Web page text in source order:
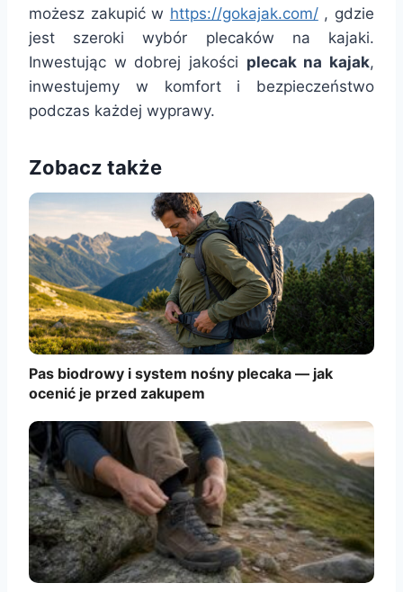
możesz zakupić w https://gokajak.com/, gdzie
jest szeroki wybór plecaków na kajaki.
Inwestując w dobrej jakości plecak na kajak,
inwestujemy w komfort i bezpieczeństwo
podczas każdej wyprawy.
Zobacz także
Pas biodrowy i system nośny plecaka — jak
ocenić je przed zakupem